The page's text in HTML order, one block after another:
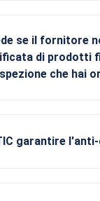
se il fornitore
di prodotti
che hai
garantire